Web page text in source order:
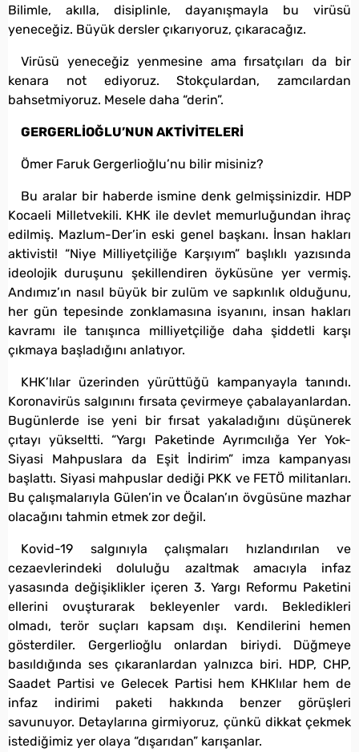
Bilimle, akılla, disiplinle, dayanışmayla bu virüsü
yeneceğiz. Büyük dersler çıkarıyoruz, çıkaracağız.
Virüsü yeneceğiz yenmesine ama fırsatçıları da bir
kenara not ediyoruz. Stokçulardan, zamcılardan
bahsetmiyoruz. Mesele daha “derin”.
GERGERLİOĞLU’NUN AKTİVİTELERİ
Ömer Faruk Gergerlioğlu’nu bilir misiniz?
Bu aralar bir haberde ismine denk gelmişsinizdir. HDP
Kocaeli Milletvekili. KHK ile devlet memurluğundan ihraç
edilmiş. Mazlum-Der’in eski genel başkanı. İnsan hakları
aktivisti! “Niye Milliyetçiliğe Karşıyım” başlıklı yazısında
ideolojik duruşunu şekillendiren öyküsüne yer vermiş.
Andımız’ın nasıl büyük bir zulüm ve sapkınlık olduğunu,
her gün tepesinde zonklamasına isyanını, insan hakları
kavramı ile tanışınca milliyetçiliğe daha şiddetli karşı
çıkmaya başladığını anlatıyor.
KHK’lılar üzerinden yürüttüğü kampanyayla tanındı.
Koronavirüs salgınını fırsata çevirmeye çabalayanlardan.
Bugünlerde ise yeni bir fırsat yakaladığını düşünerek
çıtayı yükseltti. “Yargı Paketinde Ayrımcılığa Yer Yok-
Siyasi Mahpuslara da Eşit İndirim” imza kampanyası
başlattı. Siyasi mahpuslar dediği PKK ve FETÖ militanları.
Bu çalışmalarıyla Gülen’in ve Öcalan’ın övgüsüne mazhar
olacağını tahmin etmek zor değil.
Kovid-19 salgınıyla çalışmaları hızlandırılan ve
cezaevlerindeki doluluğu azaltmak amacıyla infaz
yasasında değişiklikler içeren 3. Yargı Reformu Paketini
ellerini ovuşturarak bekleyenler vardı. Bekledikleri
olmadı, terör suçları kapsam dışı. Kendilerini hemen
gösterdiler. Gergerlioğlu onlardan biriydi. Düğmeye
basıldığında ses çıkaranlardan yalnızca biri. HDP, CHP,
Saadet Partisi ve Gelecek Partisi hem KHKlılar hem de
infaz indirimi paketi hakkında benzer görüşleri
savunuyor. Detaylarına girmiyoruz, çünkü dikkat çekmek
istediğimiz yer olaya “dışarıdan” karışanlar.